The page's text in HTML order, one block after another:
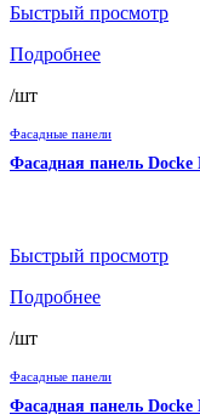
Быстрый просмотр
Подробнее
/шт
Фасадные панели
Фасадная панель
Быстрый просмотр
Подробнее
/шт
Фасадные панели
Фасадная панель